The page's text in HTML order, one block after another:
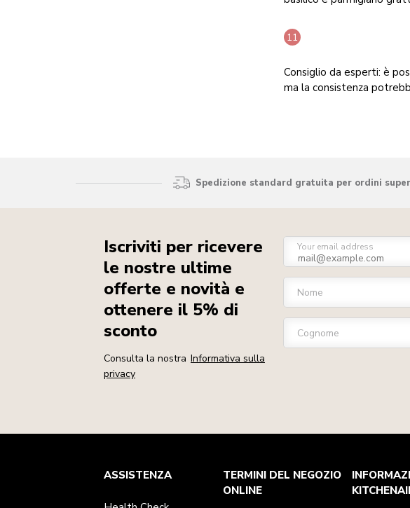
Consiglio da esperti: è
ma la consistenza
Spedizione standard gratuita per ordini
Iscriviti per ricevere
le nostre ultime
offerte e novità e
ottenere il 5% di
sconto
Consulta la nostra Informativa sulla
privacy
Your email address
Nome
Cognome
Health Check
Assistenza clienti
Termini e condizioni
Spedizione e consegna
Per il marchio
La nostra storia
Trova un negozio
ASSISTENZA
TERMINI DEL NEGOZIO
ONLINE